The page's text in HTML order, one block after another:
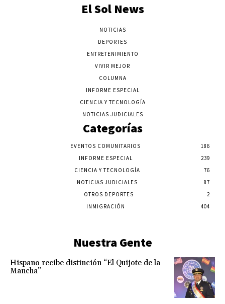
El Sol News
NOTICIAS
DEPORTES
ENTRETENIMIENTO
VIVIR MEJOR
COLUMNA
INFORME ESPECIAL
CIENCIA Y TECNOLOGÍA
NOTICIAS JUDICIALES
Categorías
EVENTOS COMUNITARIOS
186
INFORME ESPECIAL
239
CIENCIA Y TECNOLOGÍA
76
NOTICIAS JUDICIALES
87
OTROS DEPORTES
2
INMIGRACIÓN
404
Nuestra Gente
Hispano recibe distinción “El Quijote de la
Mancha”